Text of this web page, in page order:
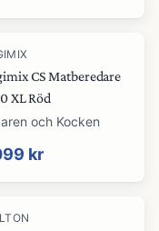
CS Matberedare
XL Röd
och Kocken
kr